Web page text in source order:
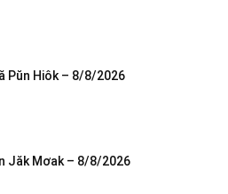
Pŭn Hiôk – 8/8/2026
Jăk Mơak – 8/8/2026